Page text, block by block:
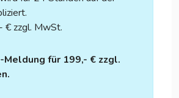
€ zzgl. MwSt.
Meldung für 199,- € zzgl.